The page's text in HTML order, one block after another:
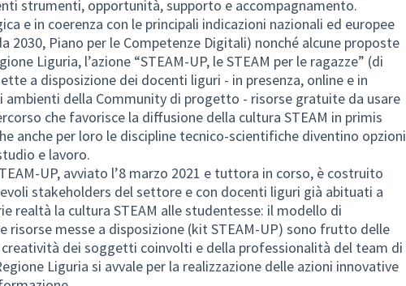
strumenti, opportunità, supporto e accompagnamento.
e in coerenza con le principali indicazioni nazionali ed europee
2030, Piano per le Competenze Digitali) nonché alcune proposte
Liguria, l’azione “STEAM-UP, le STEAM per le ragazze” (di
a disposizione dei docenti liguri - in presenza, online e in
ambienti della Community di progetto - risorse gratuite da usare
che favorisce la diffusione della cultura STEAM in primis
anche per loro le discipline tecnico-scientifiche diventino opzioni
e lavoro.
UP, avviato l’8 marzo 2021 e tuttora in corso, è costruito
stakeholders del settore e con docenti liguri già abituati a
realtà la cultura STEAM alle studentesse: il modello di
risorse messe a disposizione (kit STEAM-UP) sono frutto delle
creatività dei soggetti coinvolti e della professionalità del team di
Liguria si avvale per la realizzazione delle azioni innovative